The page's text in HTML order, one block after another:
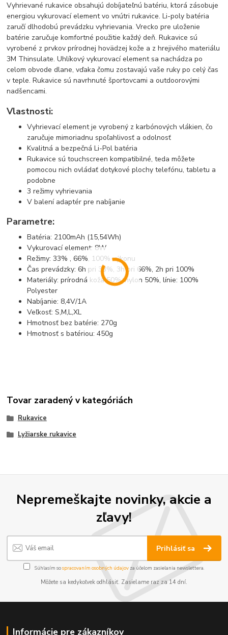
Vyhrievané rukavice obsahujú dobíjateľnú batériu, ktorá zásobuje
energiou vykurovací element vo vnútri rukavice. Li-poly batéria
zaručí dlhodobú prevádzku vyhrievania. Vrecko pre uloženie
batérie zaručuje komfortné použitie každý deň. Rukavice sú
vyrobené z prvkov prírodnej hovädzej kože a z hrejivého materiálu
3M Thinsulate. Uhlíkový vykurovací element sa nachádza po
celom obvode dlane, vďaka čomu zostavajú vaše ruky po celý čas
v teple. Rukavice sú navrhnuté športovcami a outdoorovými
nadšencami.
Vlastnosti:
Vyhrievací element je vyrobený z karbónových vlákien, čo
zaručuje mimoriadnu spoľahlivosť a odolnosť
Kvalitná a bezpečná Li-Pol batéria
Rukavice sú touchscreen kompatibilné, teda môžete
pomocou nich ovládať dotykové plochy telefónu, tabletu a
podobne
3 režimy vyhrievania
V balení adaptér pre nabíjanie
Parametre:
Batéria: 2100mAh (15,54Wh)
Vykurovací element: 8W
Režimy: 33% , 66%, 100% výkonu
Čas prevádzky: 6h pri 33%, 3h pri 66%, 2h pri 100%
Materiály: prírodná koža 50%, nylon 50%, línie: 100%
Polyester
Nabíjanie: 8,4V/1A
Veľkosť: S,M,L,XL
Hmotnosť bez batérie: 270g
Hmotnosť s batériou: 450g
Tovar zaradený v kategóriách
Rukavice
Lyžiarske rukavice
Nepremeškajte novinky, akcie a
zľavy!
Prihlásiť sa
Súhlasím sospracovaním osobných údajov za účelom zasielania newslettera.
Môžete sa kedykoľvek odhlásiť. Zasielame raz za 14 dní.
Informácie pre zákazníkov